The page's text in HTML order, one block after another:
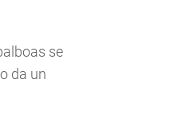
se
da un